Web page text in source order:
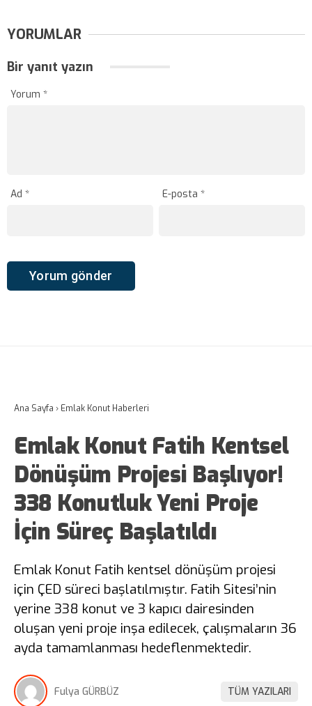
YORUMLAR
Bir yanıt yazın
Yorum *
Ad * E-posta*
Ana Sayfa › Emlak Konut Haberleri
Emlak Konut Fatih Kentsel
Dönüşüm Projesi Başlıyor!
338 Konutluk Yeni Proje
İçin Süreç Başlatıldı
Emlak Konut Fatih kentsel dönüşüm projesi
için ÇED süreci başlatılmıştır. Fatih Sitesi’nin
yerine 338 konut ve 3 kapıcı dairesinden
oluşan yeni proje inşa edilecek, çalışmaların 36
ayda tamamlanması hedeflenmektedir.
Fulya GÜRBÜZ TÜM YAZILARI